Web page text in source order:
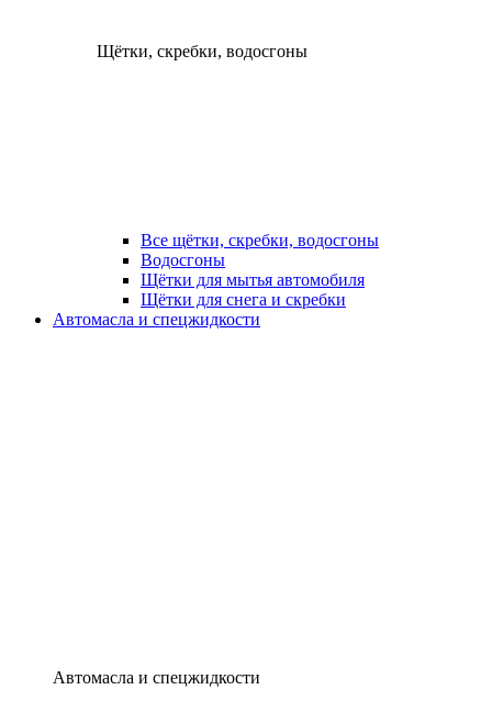
Щётки, скребки, водосгоны
Все щётки, скребки, водосгоны
Водосгоны
Щётки для мытья автомобиля
Щётки для снега и скребки
Автомасла и спецжидкости
Автомасла и спецжидкости